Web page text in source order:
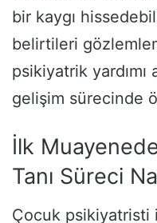
bir kaygı
belirtileri
psikiyatrik yardımı
gelişim sürecinde
İlk
Tanı Süreci
Çocuk psikiyatristi